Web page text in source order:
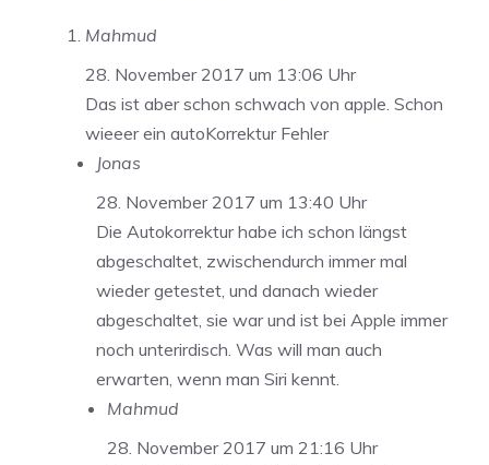
Mahmud
28. November 2017 um 13:06 Uhr
Das ist aber schon schwach von apple. Schon
wieeer ein autoKorrektur Fehler
Jonas
28. November 2017 um 13:40 Uhr
Die Autokorrektur habe ich schon längst
abgeschaltet, zwischendurch immer mal
wieder getestet, und danach wieder
abgeschaltet, sie war und ist bei Apple immer
noch unterirdisch. Was will man auch
erwarten, wenn man Siri kennt.
Mahmud
28. November 2017 um 21:16 Uhr